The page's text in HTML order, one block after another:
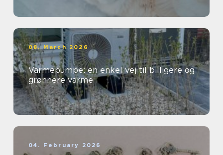
08. March 2026
Varmepumpe: en enkel vej til billigere og
grønnere varme
04. February 2026